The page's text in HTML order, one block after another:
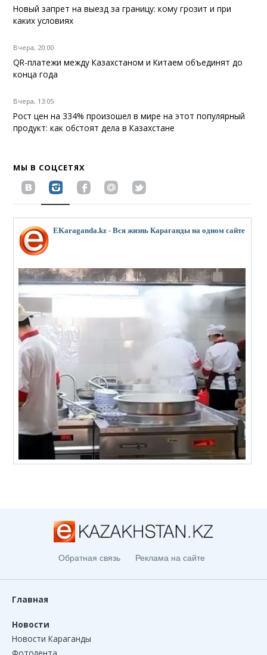
Новый запрет на выезд за границу: кому грозит и при
каких условиях
Вчера, 20:00
QR-платежи между Казахстаном и Китаем объединят до
конца года
Вчера, 13:05
Рост цен на 334% произошел в мире на этот популярный
продукт: как обстоят дела в Казахстане
МЫ В СОЦСЕТЯХ
EKaraganda.kz - Вся жизнь Караганды на одном сайте
Обратная связь Реклама на сайте
Главная
Новости
Новости Караганды